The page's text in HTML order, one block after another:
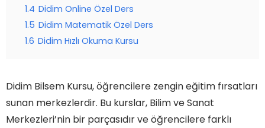
1.4 Didim Online Özel Ders
1.5 Didim Matematik Özel Ders
1.6 Didim Hızlı Okuma Kursu
Didim Bilsem Kursu, öğrencilere zengin eğitim fırsatları
sunan merkezlerdir. Bu kurslar, Bilim ve Sanat
Merkezleri’nin bir parçasıdır ve öğrencilere farklı